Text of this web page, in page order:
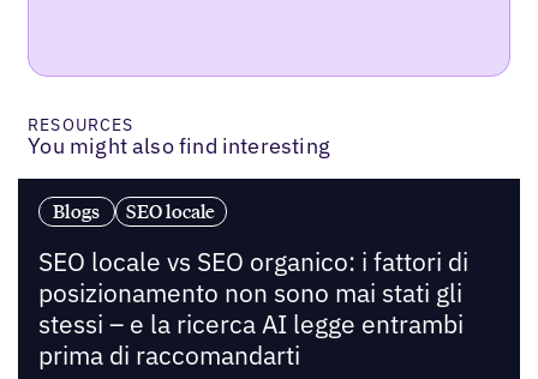
RESOURCES
You might also find interesting
Blogs SEO locale
SEO locale vs SEO organico: i fattori di
posizionamento non sono mai stati gli
stessi – e la ricerca AI legge entrambi
prima di raccomandarti